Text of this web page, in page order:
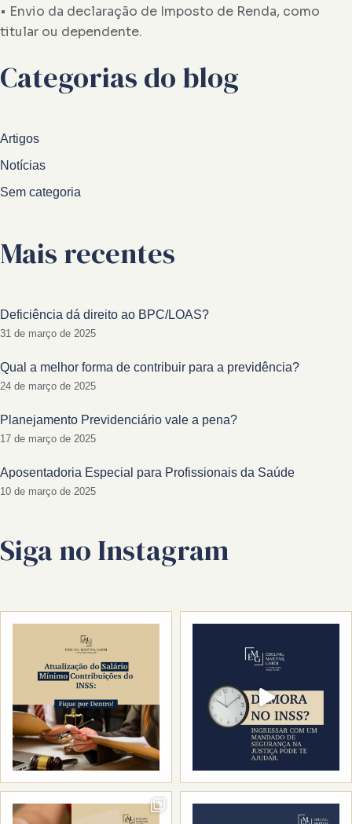
• Envio da declaração de Imposto de Renda, como
titular ou dependente.
Categorias do blog
Artigos
Notícias
Sem categoria
Mais recentes
Deficiência dá direito ao BPC/LOAS?
31 de março de 2025
Qual a melhor forma de contribuir para a previdência?
24 de março de 2025
Planejamento Previdenciário vale a pena?
17 de março de 2025
Aposentadoria Especial para Profissionais da Saúde
10 de março de 2025
Siga no Instagram